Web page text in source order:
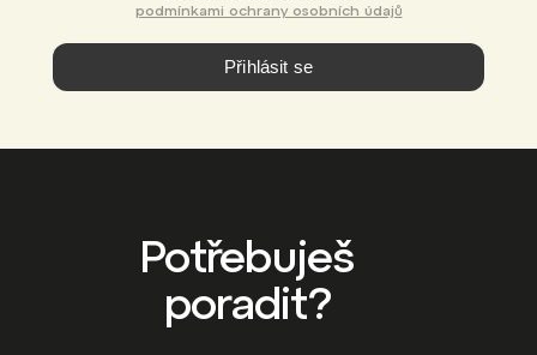
podmínkami ochrany osobních údajů
Přihlásit se
Potřebuješ
poradit?